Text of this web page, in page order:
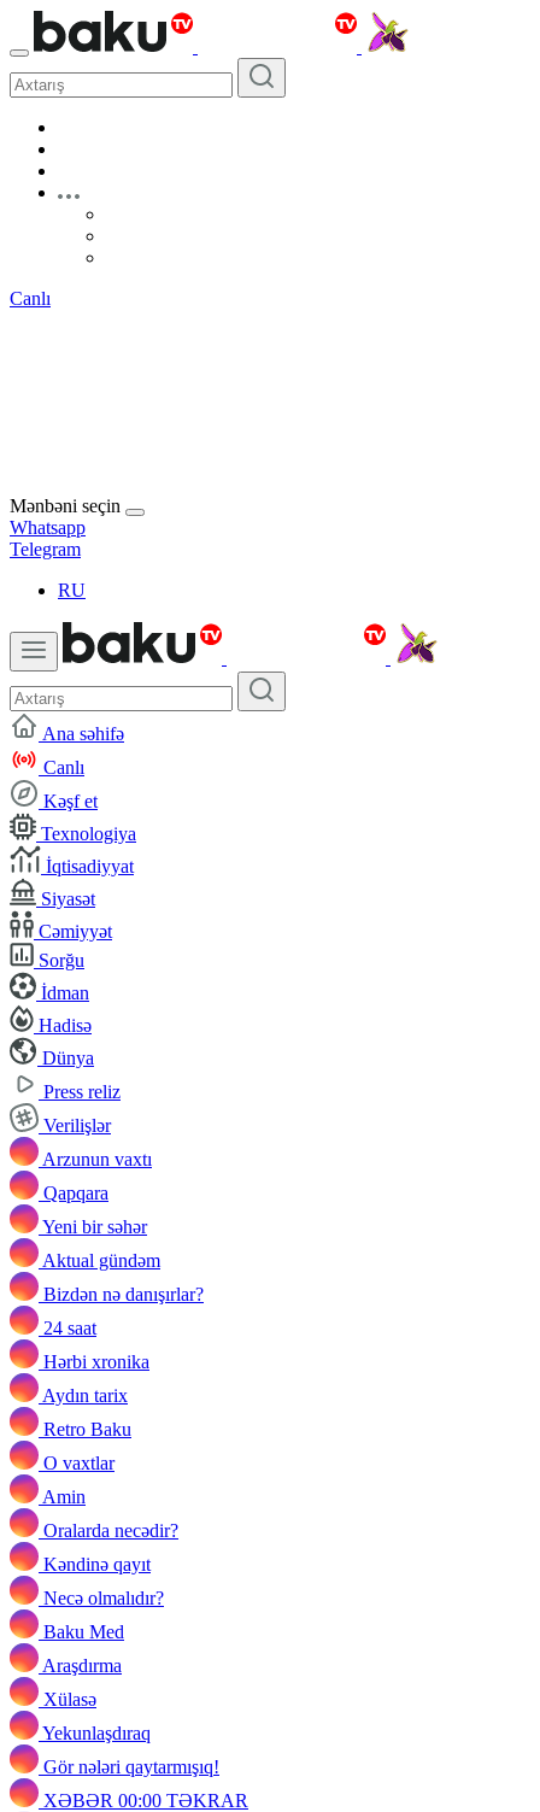
Canlı
Mənbəni seçin
Whatsapp
Telegram
RU
Ana səhifə
Canlı
Kəşf et
Texnologiya
İqtisadiyyat
Siyasət
Cəmiyyət
Sorğu
İdman
Hadisə
Dünya
Press reliz
Verilişlər
Arzunun vaxtı
Qapqara
Yeni bir səhər
Aktual gündəm
Bizdən nə danışırlar?
24 saat
Hərbi xronika
Aydın tarix
Retro Baku
O vaxtlar
Amin
Oralarda necədir?
Kəndinə qayıt
Necə olmalıdır?
Baku Med
Araşdırma
Xülasə
Yekunlaşdıraq
Gör nələri qaytarmışıq!
XƏBƏR 00:00 TƏKRAR